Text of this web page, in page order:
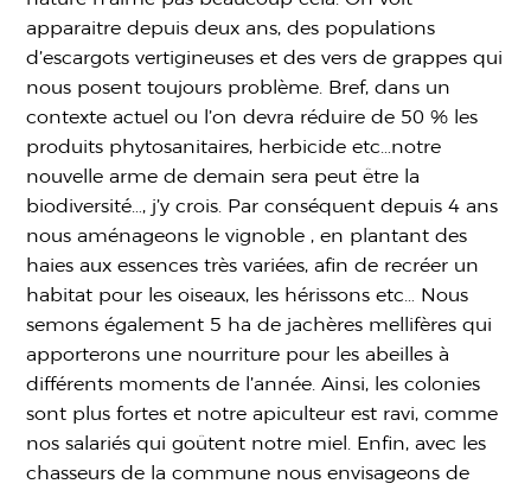
apparaitre depuis deux ans, des populations
d’escargots vertigineuses et des vers de grappes qui
nous posent toujours problème. Bref, dans un
contexte actuel ou l’on devra réduire de 50 % les
produits phytosanitaires, herbicide etc…notre
nouvelle arme de demain sera peut être la
biodiversité…, j’y crois. Par conséquent depuis 4 ans
nous aménageons le vignoble , en plantant des
haies aux essences très variées, afin de recréer un
habitat pour les oiseaux, les hérissons etc… Nous
semons également 5 ha de jachères mellifères qui
apporterons une nourriture pour les abeilles à
différents moments de l’année. Ainsi, les colonies
sont plus fortes et notre apiculteur est ravi, comme
nos salariés qui goûtent notre miel. Enfin, avec les
chasseurs de la commune nous envisageons de